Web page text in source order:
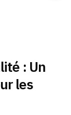
: Un
les